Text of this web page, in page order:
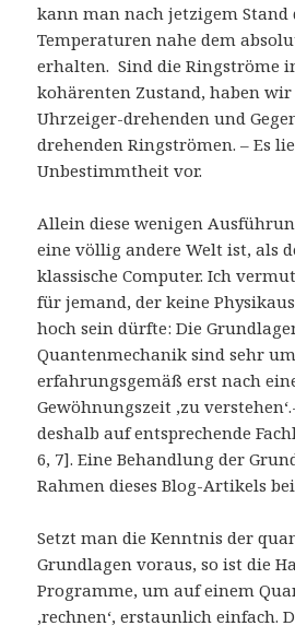
kann man nach jetzigem Stand
Temperaturen nahe dem
erhalten. Sind die Ringströme
kohärenten Zustand, haben
Uhrzeiger-drehenden und
drehenden Ringströmen. – Es
Unbestimmtheit vor.
Allein diese wenigen
eine völlig andere Welt ist, als
klassische Computer. Ich
für jemand, der keine
hoch sein dürfte: Die
Quantenmechanik sind sehr
erfahrungsgemäß erst nach
Gewöhnungszeit ‚zu
deshalb auf entsprechende
6, 7]. Eine Behandlung der
Rahmen dieses Blog-Artikels
Setzt man die Kenntnis der
Grundlagen voraus, so ist die
Programme, um auf einem
‚rechnen‘, erstaunlich einfach.